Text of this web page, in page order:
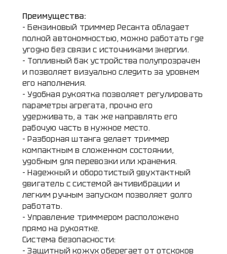
Преимущества:
- Бензиновый триммер Ресанта обладает
полной автономностью, можно работать где
угодно без связи с источниками энергии.
- Топливный бак устройства полупрозрачен
и позволяет визуально следить за уровнем
его наполнения.
- Удобная рукоятка позволяет регулировать
параметры агрегата, прочно его
удерживать, а так же направлять его
рабочую часть в нужное место.
- Разборная штанга делает триммер
компактным в сложенном состоянии,
удобным для перевозки или хранения.
- Надежный и оборотистый двухтактный
двигатель с системой антивибрации и
легким ручным запуском позволяет долго
работать.
- Управление триммером расположено
прямо на рукоятке.
Система безопасности:
- Защитный кожух оберегает от отскоков